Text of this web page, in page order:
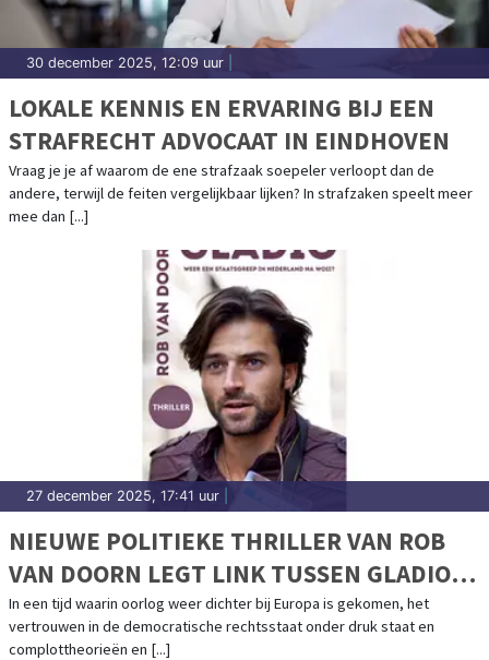
30 december 2025, 12:09 uur
LOKALE KENNIS EN ERVARING BIJ EEN
STRAFRECHT ADVOCAAT IN EINDHOVEN
Vraag je je af waarom de ene strafzaak soepeler verloopt dan de
andere, terwijl de feiten vergelijkbaar lijken? In strafzaken speelt meer
mee dan [...]
27 december 2025, 17:41 uur
NIEUWE POLITIEKE THRILLER VAN ROB
VAN DOORN LEGT LINK TUSSEN GLADIO
EN HEDENDAAGSE GEOPOLITIEKE
SPANNINGEN
In een tijd waarin oorlog weer dichter bij Europa is gekomen, het
vertrouwen in de democratische rechtsstaat onder druk staat en
complottheorieën en [...]